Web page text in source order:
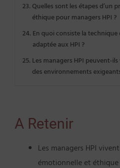
Quelles sont les étapes d’un
éthique pour managers HPI ?
En quoi consiste la
adaptée aux HPI ?
Les managers HPI peuvent-
des environnements
A Retenir
Les managers HPI
émotionnelle et